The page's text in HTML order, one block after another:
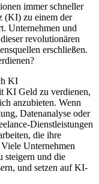
immer schneller
(KI) zu einem der
Unternehmen und
revolutionären
erschließen.
KI
KI Geld zu verdienen,
anzubieten. Wenn
Datenanalyse oder
Dienstleistungen
die ihre
Unternehmen
steigern und die
und setzen auf KI-